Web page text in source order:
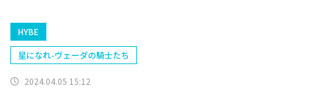
HYBE
星になれ-ヴェーダの騎士たち
2024.04.05 15:12